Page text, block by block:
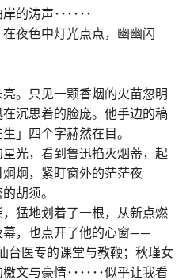
的涛声･･････
夜色中灯光点点，幽幽闪
。只见一颗香烟的火苗忽明
沉思着的脸庞。他手边的稿
」四个字赫然在目。
光，看到鲁迅掐灭烟蒂，起
炯，紧盯窗外的茫茫夜
胡须。
猛地划着了一根，从新点燃
幕，也点开了他的心窗——
台医专的课堂与教鞭；秋瑾女
文与豪情･･････似乎让我看